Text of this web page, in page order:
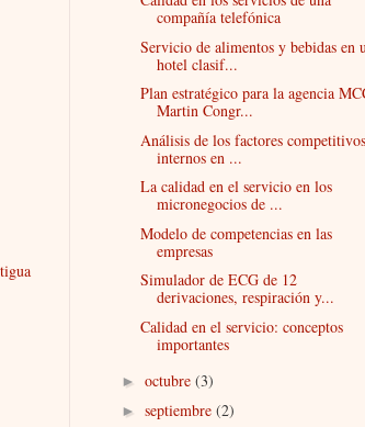
compañía telefónica
Servicio de alimentos y bebidas en
hotel clasif...
Plan estratégico para la agencia
Martin Congr...
Análisis de los factores competitivos
internos en ...
La calidad en el servicio en los
micronegocios de ...
Modelo de competencias en las
empresas
Simulador de ECG de 12
derivaciones, respiración y...
Calidad en el servicio: conceptos
importantes
► octubre (3)
► septiembre (2)